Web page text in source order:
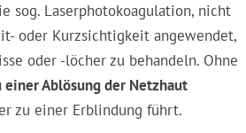
sog. Laserphotokoagulation, nicht
oder Kurzsichtigkeit angewendet,
oder -löcher zu behandeln. Ohne
einer Ablösung der Netzhaut
zu einer Erblindung führt.